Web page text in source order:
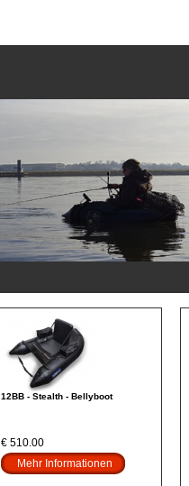
12BB - Stealth - Bellyboot
€ 510.00
Mehr Informationen